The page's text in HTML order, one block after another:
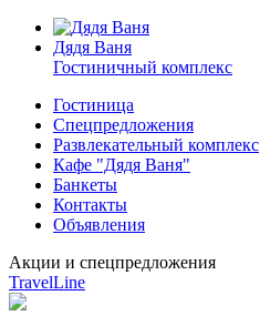
Дядя Ваня
Гостиничный комплекс
Гостиница
Спецпредложения
Развлекательный комплекс
Кафе "Дядя Ваня"
Банкеты
Контакты
Объявления
Акции и спецпредложения
TravelLine